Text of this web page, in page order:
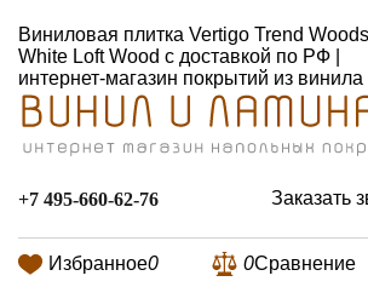
Виниловая плитка Vertigo Trend
White Loft Wood с доставкой по РФ |
интернет-магазин покрытий из винила
+7 495-660-62-76 Заказать
Избранное0 0Сравнение